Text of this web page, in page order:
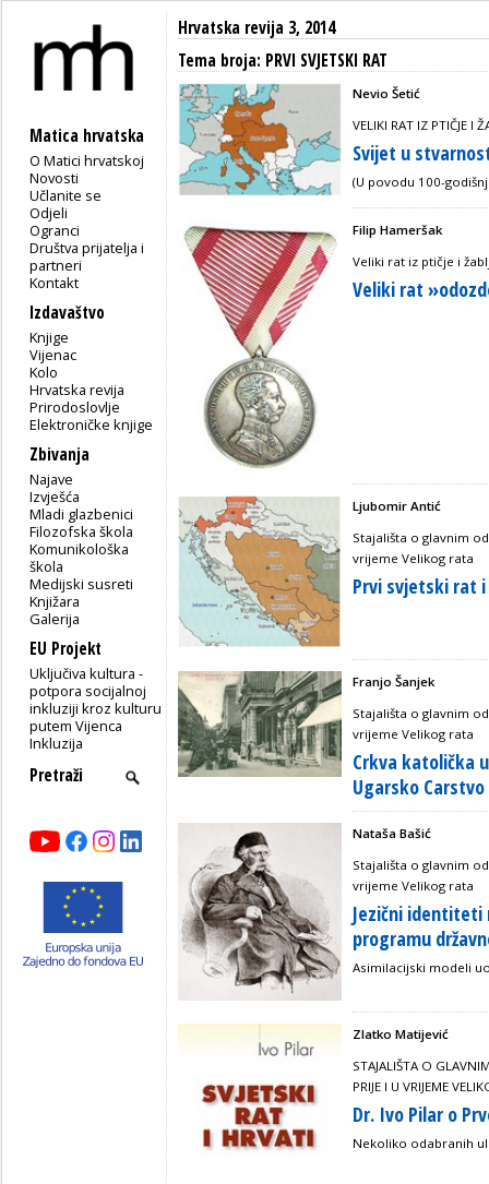
Matica hrvatska
O Matici hrvatskoj
Novosti
Učlanite se
Odjeli
Ogranci
Društva prijatelja i
partneri
Kontakt
Izdavaštvo
Knjige
Vijenac
Kolo
Hrvatska revija
Prirodoslovlje
Elektroničke knjige
Zbivanja
Najave
Izvješća
Mladi glazbenici
Filozofska škola
Komunikološka
škola
Medijski susreti
Knjižara
Galerija
EU Projekt
Uključiva kultura -
potpora socijalnoj
inkluziji kroz kulturu
putem Vijenca
Inkluzija
Hrvatska revija 3, 2014
Tema broja: PRVI SVJETSKI RAT
Nevio Šetić
VELIKI RAT IZ PTIČJE I
Svijet u
(U povodu 100-
Filip Hameršak
Veliki rat iz ptičje i
Veliki rat
Ljubomir Antić
Stajališta o glavnim
vrijeme Velikog rata
Prvi svjetski rat
Franjo Šanjek
Stajališta o glavnim
vrijeme Velikog rata
Crkva katolička
Ugarsko Carstvo
Nataša Bašić
Stajališta o glavnim
vrijeme Velikog rata
Jezični identiteti
programu
Asimilacijski modeli
Zlatko Matijević
STAJALIŠTA O
PRIJE I U VRIJEME
Dr. Ivo Pilar o
Nekoliko odabranih